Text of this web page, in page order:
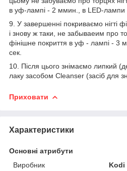
в уф-лампі - 2 ммин., в LED-лампи
9. У завершенні покриваємо нігті
і знову ж таки, не забываеим про
фінішне покриття в уф - лампі - 3
сек.
10. Після цього знімаємо липкий
лаку засобом Cleanser (засіб для
Приховати
Характеристики
Основні атрибути
Виробник
Kodi